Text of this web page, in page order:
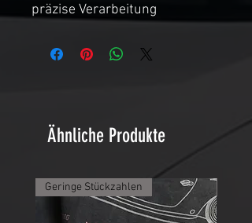
präzise Verarbeitung
Ähnliche Produkte
Geringe Stückzahlen